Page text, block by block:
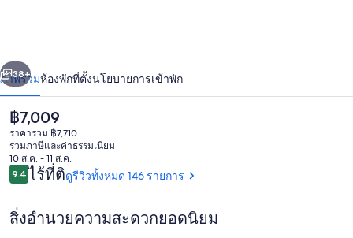
ฟาร์ม
า
ถัดไป
38+
ภาพรวมห้องพักที่ตั้งนโยบายการเข้าพัก
ราคา
ปัจจุบัน
฿7,009
฿7,009
ราคารวม ฿7,710
รวมภาษีและค่าธรรมเนียม
10 ส.ค. - 11 ส.ค.
รีวิว
9.49.4 จาก 10
ไร้ที่ติดูรีวิวทั้งหมด 146 รายการ
สิ่งอำนวยความสะดวกยอดนิยม